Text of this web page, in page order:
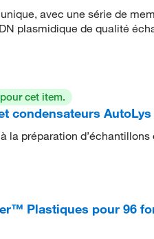
avec une série de
plasmidique de qualité
cet item.
condensateurs AutoLys
la préparation d’échantillons
Plastiques pour 96